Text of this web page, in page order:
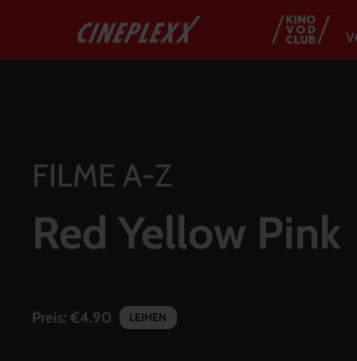
FILME A-Z
Red Yellow Pink
Preis: €4.90 LEIHEN